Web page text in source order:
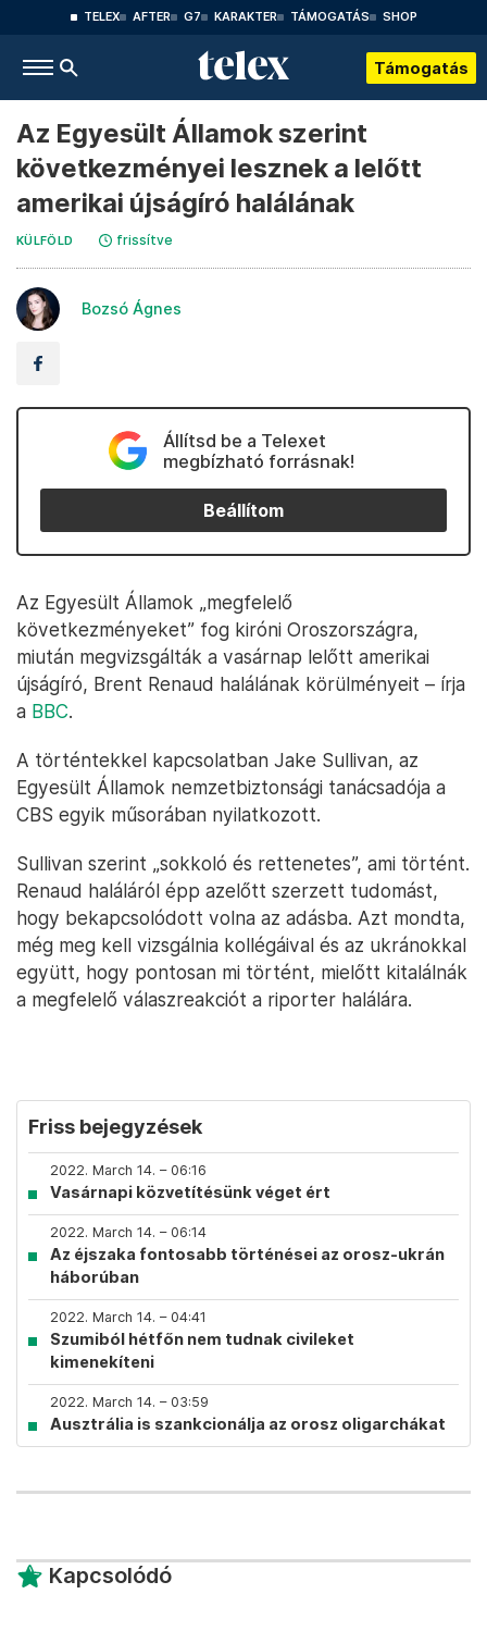
TELEX AFTER G7 KARAKTER TÁMOGATÁS SHOP
Támogatás
Az Egyesült Államok szerint
következményei lesznek a lelőtt
amerikai újságíró halálának
KÜLFÖLD frissítve
Bozsó Ágnes
Állítsd be a Telexet
megbízható forrásnak!
Beállítom
Az Egyesült Államok „megfelelő
következményeket” fog kiróni Oroszországra,
miután megvizsgálták a vasárnap lelőtt amerikai
újságíró, Brent Renaud halálának körülményeit – írja
a BBC.
A történtekkel kapcsolatban Jake Sullivan, az
Egyesült Államok nemzetbiztonsági tanácsadója a
CBS egyik műsorában nyilatkozott.
Sullivan szerint „sokkoló és rettenetes”, ami történt.
Renaud haláláról épp azelőtt szerzett tudomást,
hogy bekapcsolódott volna az adásba. Azt mondta,
még meg kell vizsgálnia kollégáival és az ukránokkal
együtt, hogy pontosan mi történt, mielőtt kitalálnák
a megfelelő válaszreakciót a riporter halálára.
Friss bejegyzések
2022. March 14. – 06:16
Vasárnapi közvetítésünk véget ért
2022. March 14. – 06:14
Az éjszaka fontosabb történései az orosz-ukrán
háborúban
2022. March 14. – 04:41
Szumiból hétfőn nem tudnak civileket
kimenekíteni
2022. March 14. – 03:59
Ausztrália is szankcionálja az orosz oligarchákat
Kapcsolódó